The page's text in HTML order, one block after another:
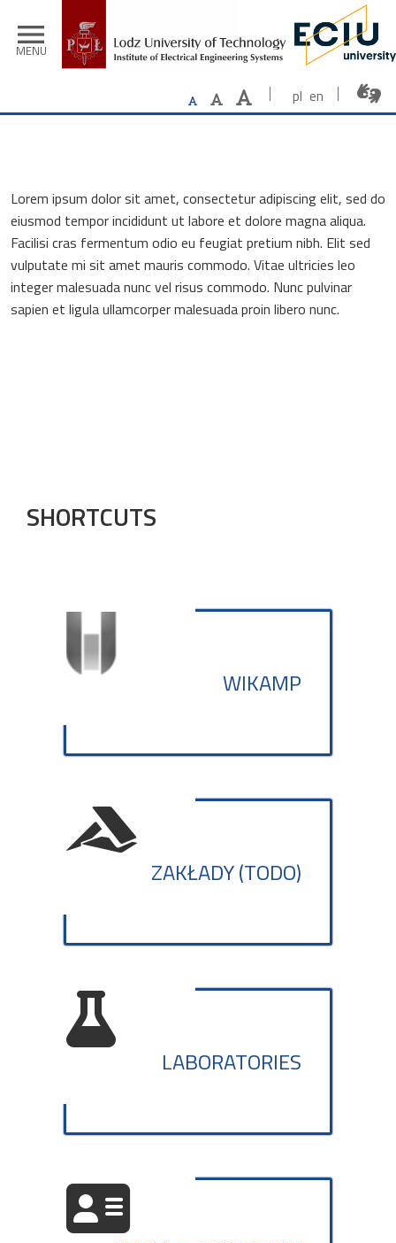
menu
MENU
pl en
Lorem ipsum dolor sit amet, consectetur adipiscing elit, sed do
eiusmod tempor incididunt ut labore et dolore magna aliqua.
Facilisi cras fermentum odio eu feugiat pretium nibh. Elit sed
vulputate mi sit amet mauris commodo. Vitae ultricies leo
integer malesuada nunc vel risus commodo. Nunc pulvinar
sapien et ligula ullamcorper malesuada proin libero nunc.
SHORTCUTS
WIKAMP
ZAKŁADY (TODO)
LABORATORIES